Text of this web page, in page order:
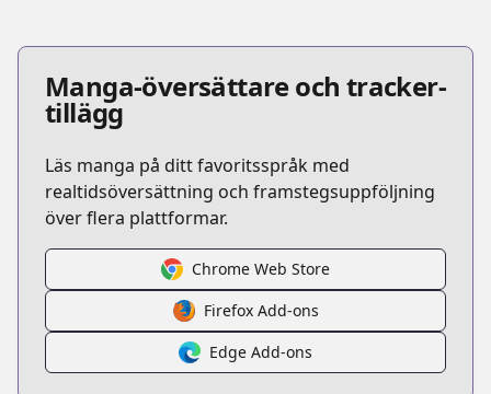
Manga-översättare och tracker-
tillägg
Läs manga på ditt favoritsspråk med
realtidsöversättning och framstegsuppföljning
över flera plattformar.
Chrome Web Store
Firefox Add-ons
Edge Add-ons